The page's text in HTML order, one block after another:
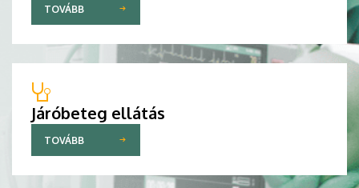
TOVÁBB
Járóbeteg ellátás
TOVÁBB